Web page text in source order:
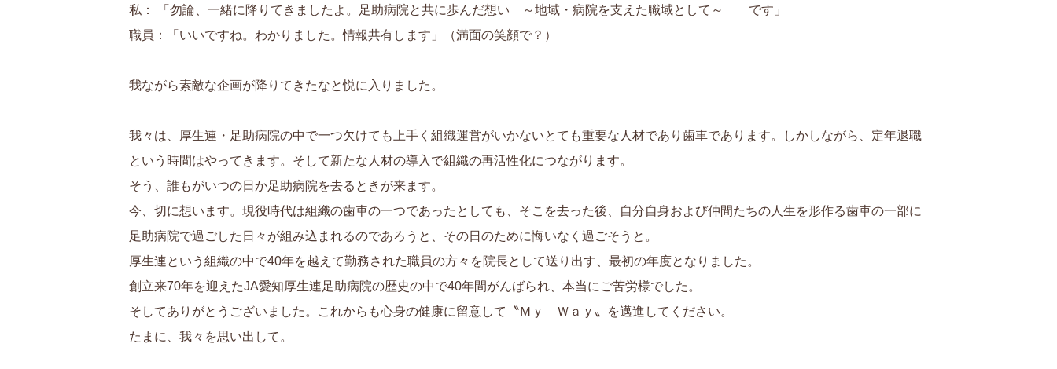
私： 「勿論、一緒に降りてきましたよ。足助病院と共に歩んだ想い ～地域・病院を支えた職域として～ です」
職員：「いいですね。わかりました。情報共有します」（満面の笑顔で？）
我ながら素敵な企画が降りてきたなと悦に入りました。
我々は、厚生連・足助病院の中で一つ欠けても上手く組織運営がいかないとても重要な人材であり歯車であります。しかしながら、定年退職
という時間はやってきます。そして新たな人材の導入で組織の再活性化につながります。
そう、誰もがいつの日か足助病院を去るときが来ます。
今、切に想います。現役時代は組織の歯車の一つであったとしても、そこを去った後、自分自身および仲間たちの人生を形作る歯車の一部に
足助病院で過ごした日々が組み込まれるのであろうと、その日のために悔いなく過ごそうと。
厚生連という組織の中で40年を越えて勤務された職員の方々を院長として送り出す、最初の年度となりました。
創立来70年を迎えたJA愛知厚生連足助病院の歴史の中で40年間がんばられ、本当にご苦労様でした。
そしてありがとうございました。これからも心身の健康に留意して〝Ｍｙ Ｗａｙ〟を邁進してください。
たまに、我々を思い出して。